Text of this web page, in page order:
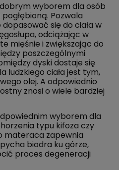
wyborem dla osób
Pozwala
się do ciała w
odciążając w
mięśnie i zwiększając do
poszczególnymi
dyski dostaje się
ludzkiego ciała jest tym,
olej. A odpowiednio
znosi o wiele bardziej
wyborem dla
typu kifoza czy
materaca zapewnia
biodra ku górze,
proces degeneracji